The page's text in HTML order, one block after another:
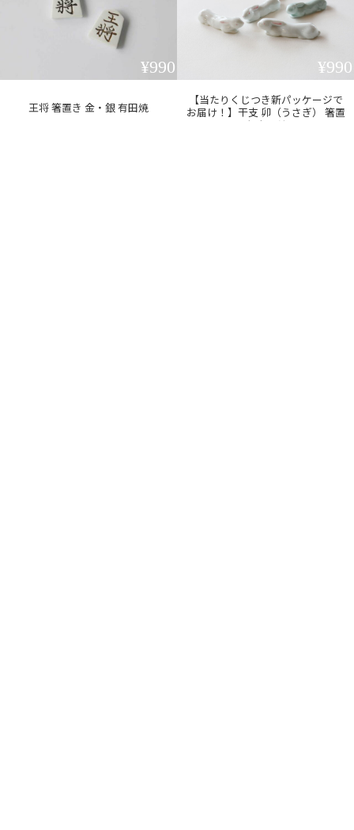
王将 箸置き 金・銀 有田焼
¥990
【当たりくじつき新パッケージで
お届け！】干支 卯（うさぎ） 箸置
き 有田焼
¥990